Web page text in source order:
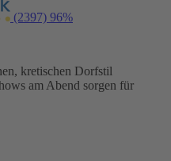
(2397) 96%
kretischen Dorfstil
am Abend sorgen für